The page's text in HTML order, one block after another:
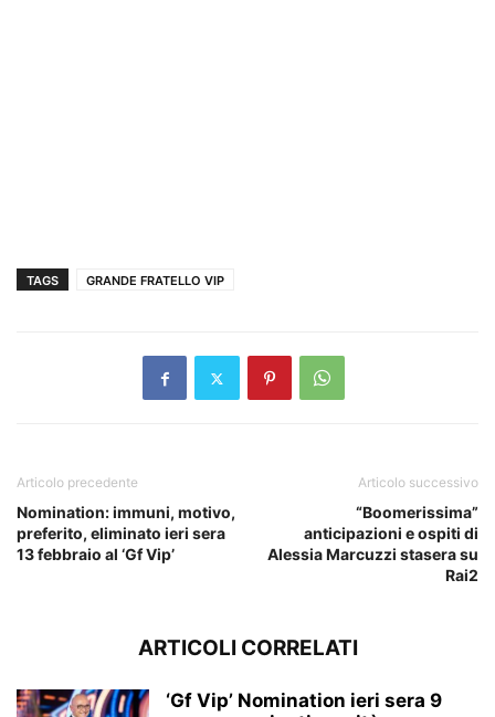
TAGS GRANDE FRATELLO VIP
Articolo precedente
Nomination: immuni, motivo,
preferito, eliminato ieri sera
13 febbraio al ‘Gf Vip’
Articolo successivo
“Boomerissima”
anticipazioni e ospiti di
Alessia Marcuzzi stasera su
Rai2
ARTICOLI CORRELATI
‘Gf Vip’ Nomination ieri sera 9